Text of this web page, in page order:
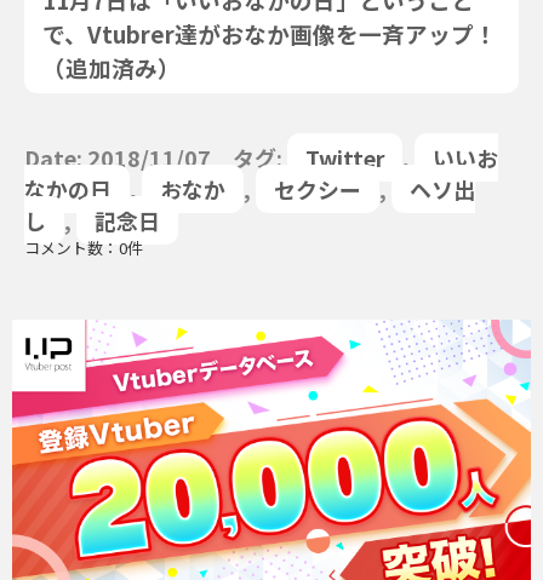
で、Vtubrer達がおなか画像を一斉アップ！
（追加済み）
Date: 2018/11/07 タグ: Twitter ,
いいお
なかの日
, おなか , セクシー ,
ヘソ出
し
, 記念日
コメント数：0件